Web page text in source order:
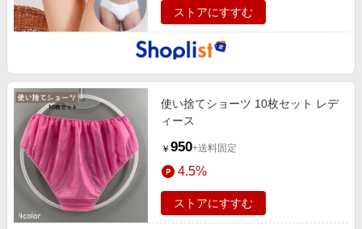
生活・お役立ち
金融・マネー・保険
ビジネス・その他サービス
Qoo10メガポ
Samsung ボーナスキャンペーン
週末の高還元 夏の長期版
ストアにすすむ
使い捨てショーツ 10枚セット レデ
ィース
￥ 950+送料固定
4.5%
ストアにすすむ